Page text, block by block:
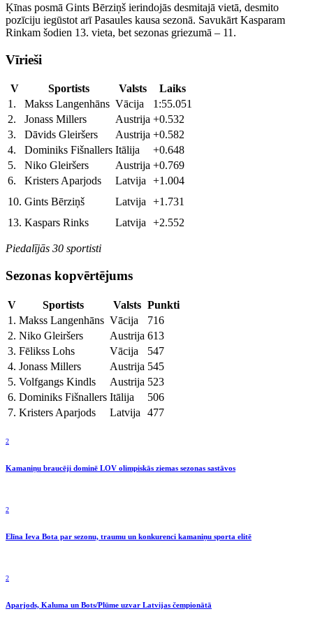
Ķīnas posmā Gints Bērziņš ierindojās desmitajā vietā, desmito
pozīciju iegūstot arī Pasaules kausa sezonā. Savukārt Kasparam
Rinkam šodien 13. vieta, bet sezonas griezumā – 11.
Vīrieši
V Sportists Valsts
Laiks
1.
Makss Langenhāns Vācija
1:55.051
2.
Jonass Millers Austrija +0.532
3.
Dāvids Gleiršers Austrija +0.582
4.
Dominiks Fišnallers Itālija
+0.648
5.
Niko Gleiršers Austrija +0.769
6.
Kristers Aparjods Latvija
+1.004
10. Gints Bērziņš Latvija
+1.731
13. Kaspars Rinks Latvija +2.552
Piedalījās 30 sportisti
Sezonas kopvērtējums
V Sportists Valsts Punkti
1. Makss Langenhāns Vācija
716
2. Niko Gleiršers Austrija 613
3. Fēlikss Lohs Vācija
547
4. Jonass Millers Austrija 545
5. Volfgangs Kindls Austrija 523
6. Dominiks Fišnallers Itālija
506
7. Kristers Aparjods Latvija 477
2
Kamaniņu braucēji dominē LOV olimpiskās ziemas sezonas sastāvos
2
Elīna Ieva Bota par sezonu, traumu un konkurenci kamaniņu sporta elitē
2
Aparjods, Kaluma un Bots/Plūme uzvar Latvijas čempionātā